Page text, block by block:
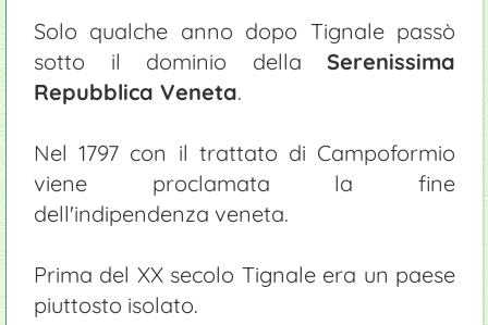
Solo qualche anno dopo Tignale passò
sotto il dominio della Serenissima
Repubblica Veneta.
Nel 1797 con il trattato di Campoformio
viene proclamata la fine
dell'indipendenza veneta.
Prima del XX secolo Tignale era un paese
piuttosto isolato.